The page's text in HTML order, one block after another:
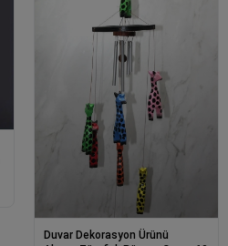
Duvar Dekorasyon Ürünü